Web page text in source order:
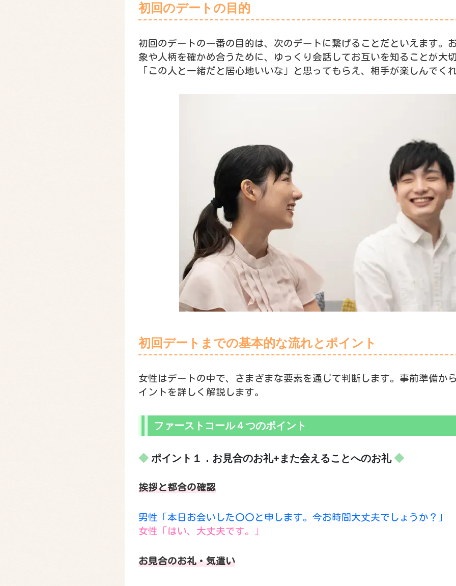
初回のデートの目的
初回のデートの一番の目的は、次のデートに繋げることだといえます。
象や人柄を確かめ合うために、ゆっくり会話してお互いを知ることが大
「この人と一緒だと居心地いいな」と思ってもらえ、相手が楽しんでく
初回デートまでの基本的な流れとポイント
女性はデートの中で、さまざまな要素を通じて判断します。事前準備か
イントを詳しく解説します。
ファーストコール４つのポイント
ポイント１．お見合のお礼+また会えることへのお礼
挨拶と都合の確認
男性「本日お会いした〇〇と申します。今お時間大丈夫でしょうか？」
女性「はい、大丈夫です。」
お見合のお礼・気遣い